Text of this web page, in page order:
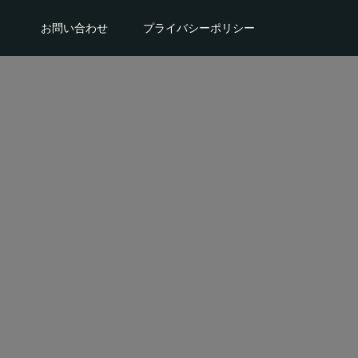
お問い合わせ プライバシーポリシー